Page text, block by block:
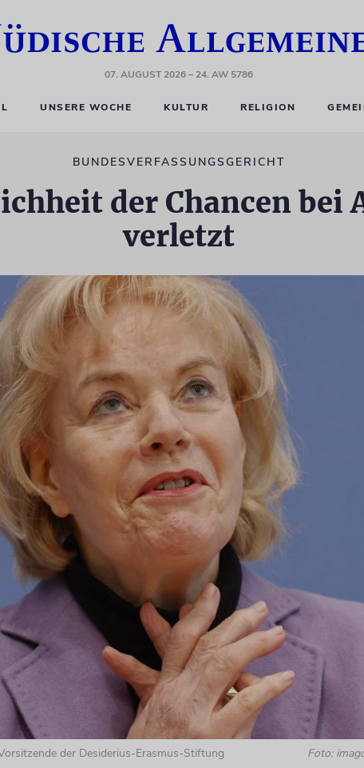
07. AUGUST 2026– 24. AW 5786
UNSERE WOCHE KULTUR RELIGION
BUNDESVERFASSUNGSGERICHT
der Chancen
verletzt
der Desiderius-Erasmus-Stiftung
Foto: